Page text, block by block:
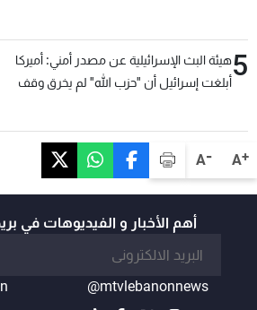
A+
A-
5هيئة البث الإسرائيلية عن مصدر أمني: أميركا
أبلغت إسرائيل أن "حزب الله" لم يخرق وقف
أهم الأخبار و الفيديوهات في
@mtvlebanonnews